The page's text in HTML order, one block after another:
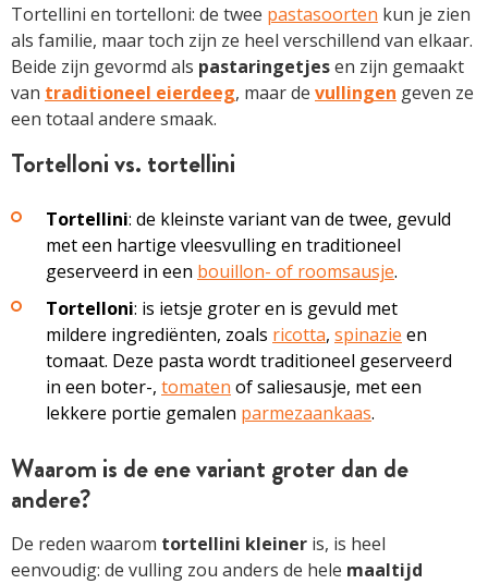
Tortellini en tortelloni: de twee pastasoorten kun je zien
als familie, maar toch zijn ze heel verschillend van elkaar.
Beide zijn gevormd als pastaringetjesen zijn gemaakt
van traditioneel eierdeeg, maar de vullingen geven ze
een totaal andere smaak.
Tortelloni vs. tortellini
Tortellini: de kleinste variant van de twee, gevuld
met een hartige vleesvulling en traditioneel
geserveerd in een bouillon- of roomsausje.
Tortelloni: is ietsje groter en is gevuld met
mildere ingrediënten, zoals ricotta, spinazie en
tomaat. Deze pasta wordt traditioneel geserveerd
in een boter-, tomaten of saliesausje, met een
lekkere portie gemalen parmezaankaas.
Waarom is de ene variant groter dan de
andere?
De reden waarom tortellini kleiner is, is heel
eenvoudig: de vulling zou anders de hele maaltijd